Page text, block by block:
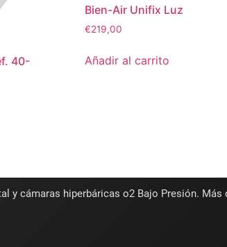
40-
Bien-Air Unifix Luz
€219,00
Añadir al carrito
y cámaras hiperbáricas o2 Bajo Presión.